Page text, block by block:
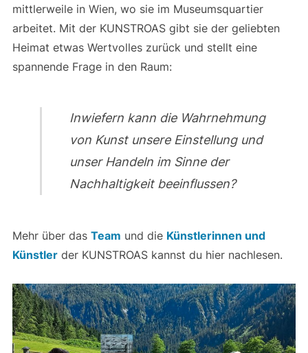
mittlerweile in Wien, wo sie im Museumsquartier
arbeitet. Mit der KUNSTROAS gibt sie der geliebten
Heimat etwas Wertvolles zurück und stellt eine
spannende Frage in den Raum:
Inwiefern kann die Wahrnehmung
von Kunst unsere Einstellung und
unser Handeln im Sinne der
Nachhaltigkeit beeinflussen?
Mehr über das Team und die Künstlerinnen und
Künstlerder KUNSTROAS kannst du hier nachlesen.